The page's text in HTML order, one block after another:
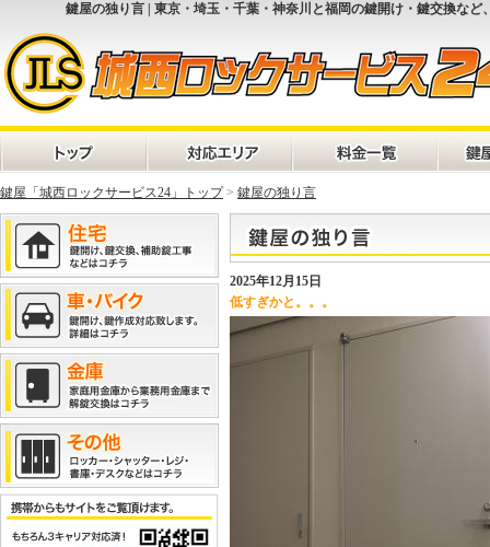
鍵屋の独り言 | 東京・埼玉・千葉・神奈川と福岡の鍵開け・鍵交換な
鍵屋「城西ロックサービス24」トップ> 鍵屋の独り言
2025年12月15日
低すぎかと。。。